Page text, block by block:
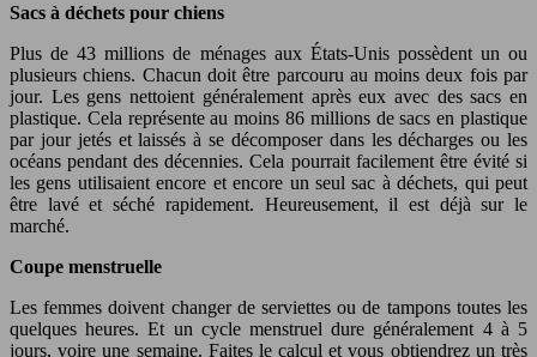
Sacs à déchets pour chiens
Plus de 43 millions de ménages aux États-Unis possèdent un ou
plusieurs chiens. Chacun doit être parcouru au moins deux fois par
jour. Les gens nettoient généralement après eux avec des sacs en
plastique. Cela représente au moins 86 millions de sacs en plastique
par jour jetés et laissés à se décomposer dans les décharges ou les
océans pendant des décennies. Cela pourrait facilement être évité si
les gens utilisaient encore et encore un seul sac à déchets, qui peut
être lavé et séché rapidement. Heureusement, il est déjà sur le
marché.
Coupe menstruelle
Les femmes doivent changer de serviettes ou de tampons toutes les
quelques heures. Et un cycle menstruel dure généralement 4 à 5
jours, voire une semaine. Faites le calcul et vous obtiendrez un très